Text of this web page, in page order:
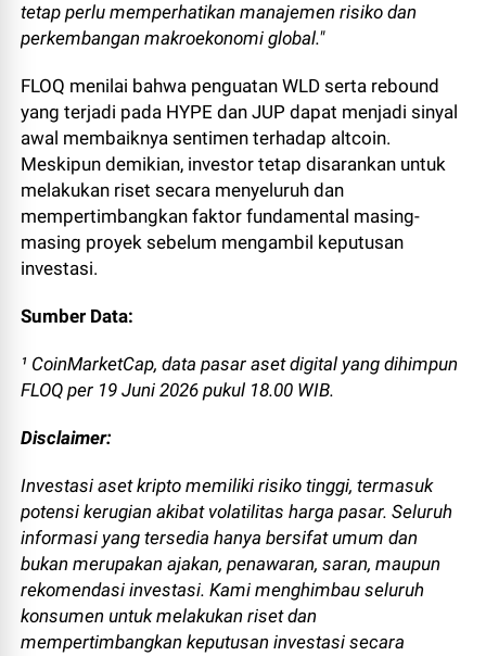
tetap perlu memperhatikan manajemen risiko dan
perkembangan makroekonomi global."
FLOQ menilai bahwa penguatan WLD serta rebound
yang terjadi pada HYPE dan JUP dapat menjadi sinyal
awal membaiknya sentimen terhadap altcoin.
Meskipun demikian, investor tetap disarankan untuk
melakukan riset secara menyeluruh dan
mempertimbangkan faktor fundamental masing-
masing proyek sebelum mengambil keputusan
investasi.
Sumber Data:
¹ CoinMarketCap, data pasar aset digital yang dihimpun
FLOQ per 19 Juni 2026 pukul 18.00 WIB.
Disclaimer:
Investasi aset kripto memiliki risiko tinggi, termasuk
potensi kerugian akibat volatilitas harga pasar. Seluruh
informasi yang tersedia hanya bersifat umum dan
bukan merupakan ajakan, penawaran, saran, maupun
rekomendasi investasi. Kami menghimbau seluruh
konsumen untuk melakukan riset dan
mempertimbangkan keputusan investasi secara